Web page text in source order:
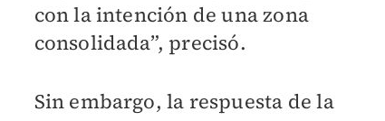
con la intención de una zona
consolidada”, precisó.
Sin embargo, la respuesta de la